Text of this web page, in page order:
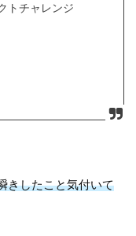
トチャレンジ
きしたこと気付いて